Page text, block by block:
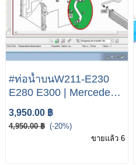
#ท่อน้ำบนW211-E230
E280 E300 | Mercedes-
Benz E Class W211
E230 E280 E300
3,950.00 ฿
4,950.00 ฿ (-20%)
ขายแล้ว 6